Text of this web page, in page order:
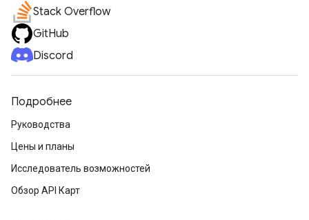
Stack Overflow
GitHub
Discord
Подробнее
Руководства
Цены и планы
Исследователь возможностей
Обзор API Карт